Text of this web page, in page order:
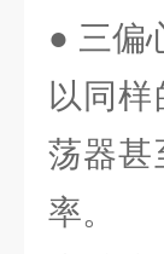
● 三偏
以同
荡器甚
率。